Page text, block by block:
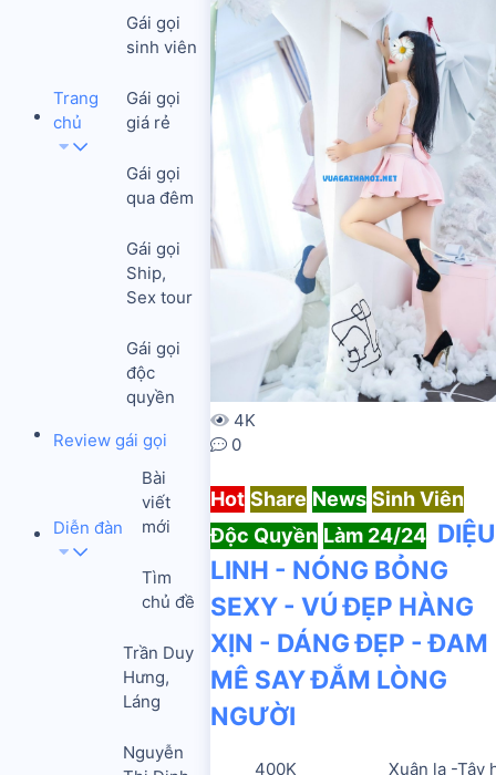
Trang
chủ
Gái gọi
sinh viên
Gái gọi
giá rẻ
Gái gọi
qua đêm
Gái gọi
Ship,
Sex tour
Gái gọi
độc
quyền
Review gái gọi
Diễn đàn
Bài
viết
mới
Tìm
chủ đề
Trần Duy
Hưng,
Láng
Nguyễn
4K
0
Hot Share News Sinh Viên
Độc Quyền Làm 24/24 DIỆU
LINH - NÓNG BỎNG
SEXY - VÚ ĐẸP HÀNG
XỊN - DÁNG ĐẸP - ĐAM
MÊ SAY ĐẮM LÒNG
NGƯỜI
400K Xuân la -Tây